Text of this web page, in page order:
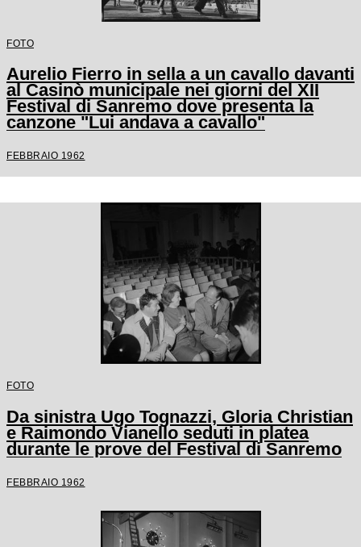
FOTO
Aurelio Fierro in sella a un cavallo davanti
al Casinò municipale nei giorni del XII
Festival di Sanremo dove presenta la
canzone "Lui andava a cavallo"
FEBBRAIO 1962
FOTO
Da sinistra Ugo Tognazzi, Gloria Christian
e Raimondo Vianello seduti in platea
durante le prove del Festival di Sanremo
FEBBRAIO 1962